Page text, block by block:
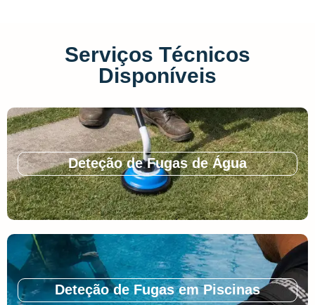
Serviços Técnicos
Disponíveis
Deteção de Fugas de Água
Deteção de Fugas em Piscinas